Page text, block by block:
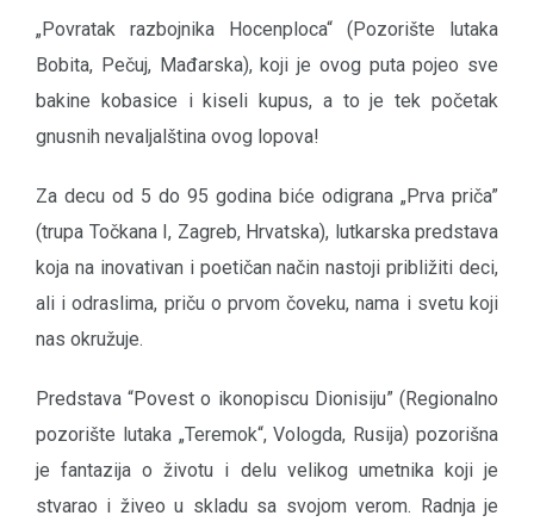
„Povratak razbojnika Hocenploca“ (Pozorište lutaka
Bobita, Pečuj, Mađarska), koji je ovog puta pojeo sve
bakine kobasice i kiseli kupus, a to je tek početak
gnusnih nevaljalština ovog lopova!
Za decu od 5 do 95 godina biće odigrana „Prva priča”
(trupa Točkana I, Zagreb, Hrvatska), lutkarska predstava
koja na inovativan i poetičan način nastoji približiti deci,
ali i odraslima, priču o prvom čoveku, nama i svetu koji
nas okružuje.
Predstava “Povest o ikonopiscu Dionisiju” (Regionalno
pozorište lutaka „Teremok“, Vologda, Rusija) pozorišna
je fantazija o životu i delu velikog umetnika koji je
stvarao i živeo u skladu sa svojom verom. Radnja je